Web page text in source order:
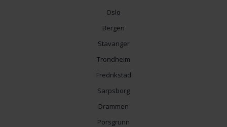
Oslo
Bergen
Stavanger
Trondheim
Fredrikstad
Sarpsborg
Drammen
Porsgrunn